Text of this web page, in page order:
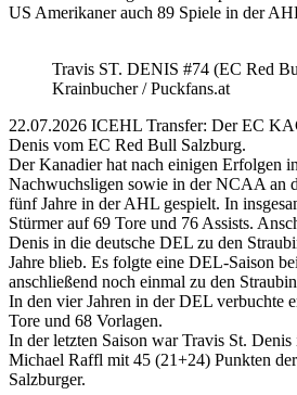
US Amerikaner auch 89 Spiele in der
Travis ST. DENIS #74 (EC Red
Krainbucher / Puckfans.at
22.07.2026 ICEHL Transfer: Der EC
Denis vom EC Red Bull Salzburg.
Der Kanadier hat nach einigen Erfolgen
Nachwuchsligen sowie in der NCAA an
fünf Jahre in der AHL gespielt. In
Stürmer auf 69 Tore und 76 Assists.
Denis in die deutsche DEL zu den
Jahre blieb. Es folgte eine DEL-Saison
anschließend noch einmal zu den
In den vier Jahren in der DEL verbuchte
Tore und 68 Vorlagen.
In der letzten Saison war Travis St.
Michael Raffl mit 45 (21+24) Punkten
Salzburger.